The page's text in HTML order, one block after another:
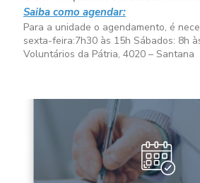
Saiba como agendar:
Para a unidade o agendamento, é
sexta-feira:7h30 às 15h Sábados: 8h
Voluntários da Pátria, 4020 – Santana